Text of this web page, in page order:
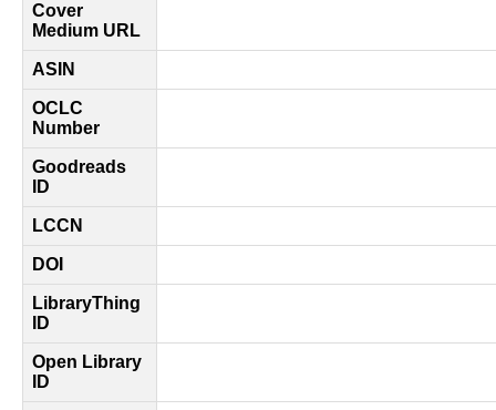
Cover
Medium URL
ASIN
OCLC
Number
Goodreads
ID
LCCN
DOI
LibraryThing
ID
Open Library
ID